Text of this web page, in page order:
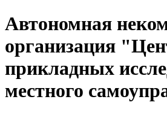
Автономная
организация
прикладных
местного